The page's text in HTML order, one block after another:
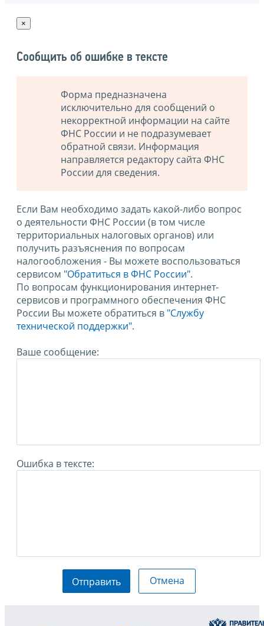
×
Сообщить об ошибке в тексте
Форма предназначена
исключительно для сообщений о
некорректной информации на сайте
ФНС России и не подразумевает
обратной связи. Информация
направляется редактору сайта ФНС
России для сведения.
Если Вам необходимо задать какой-либо вопрос
о деятельности ФНС России (в том числе
территориальных налоговых органов) или
получить разъяснения по вопросам
налогообложения - Вы можете воспользоваться
сервисом "Обратиться в ФНС России".
По вопросам функционирования интернет-
сервисов и программного обеспечения ФНС
России Вы можете обратиться в "Службу
технической поддержки".
Ваше сообщение:
Ошибка в тексте:
Отправить Отмена